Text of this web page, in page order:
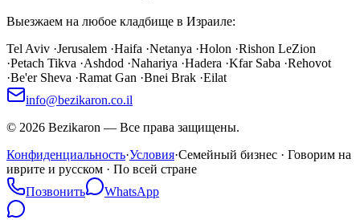
Выезжаем на любое кладбище в Израиле:
Tel Aviv ·Jerusalem ·Haifa ·Netanya ·Holon ·Rishon LeZion
·Petach Tikva ·Ashdod ·Nahariya ·Hadera ·Kfar Saba ·Rehovot
·Be'er Sheva ·Ramat Gan ·Bnei Brak ·Eilat
info@bezikaron.co.il
© 2026 Bezikaron — Все права защищены.
Конфиденциальность·Условия·Семейный бизнес · Говорим на
иврите и русском · По всей стране
Позвонить
WhatsApp